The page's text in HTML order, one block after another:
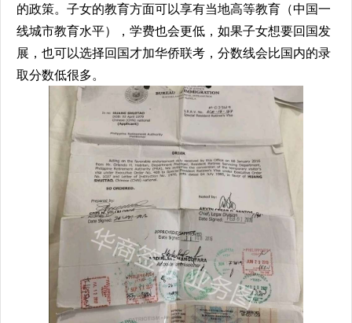
的政策。子女的教育方面可以享有当地高等教育（中国一
线城市教育水平），学费也会更低，如果子女想要回国发
展，也可以选择回国才加华侨联考，分数线会比国内的录
取分数低很多。